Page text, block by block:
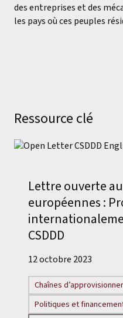
des entreprises et des
les pays où ces peuples
Ressource clé
Lettre ouverte
européennes :
CSDDD
12 octobre 2023
Chaînes
Politiques et